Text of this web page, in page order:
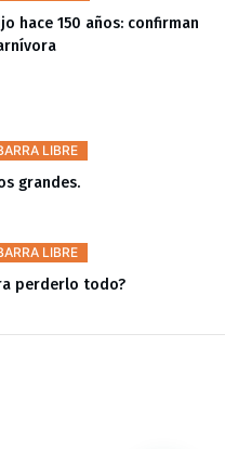
hace 150 años: confirman
LIBRE
grandes.
LIBRE
perderlo todo?